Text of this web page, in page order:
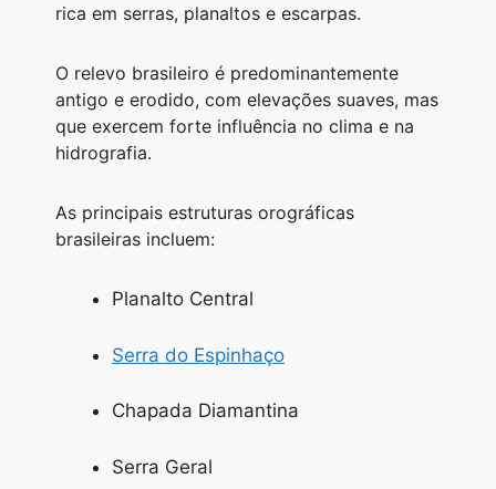
rica em serras, planaltos e escarpas.
O relevo brasileiro é predominantemente
antigo e erodido, com elevações suaves, mas
que exercem forte influência no clima e na
hidrografia.
As principais estruturas orográficas
brasileiras incluem:
Planalto Central
Serra do Espinhaço
Chapada Diamantina
Serra Geral